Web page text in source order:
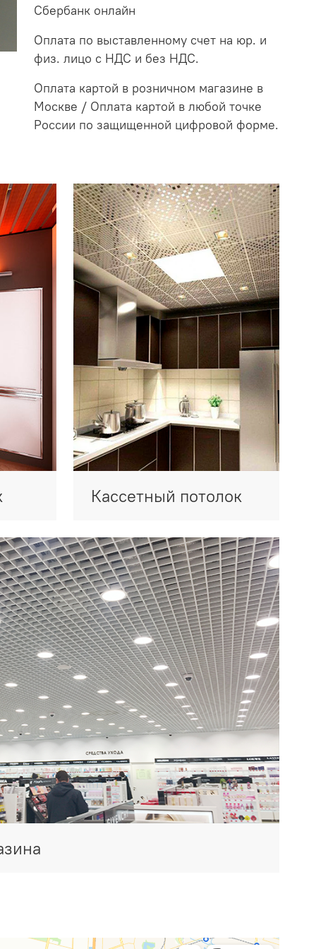
Сбербанк онлайн
Оплата по выставленному счет на юр. и
физ. лицо с НДС и без НДС.
Оплата картой в розничном магазине в
Москве / Оплата картой в любой точке
России по защищенной цифровой форме.
Кассетный потолок